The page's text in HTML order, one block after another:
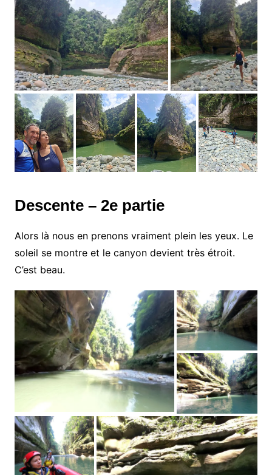
Descente – 2e partie
Alors là nous en prenons vraiment plein les yeux. Le
soleil se montre et le canyon devient très étroit.
C’est beau.